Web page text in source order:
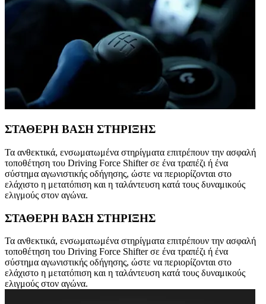
ΣΤΑΘΕΡΗ ΒΑΣΗ ΣΤΗΡΙΞΗΣ
Τα ανθεκτικά, ενσωματωμένα στηρίγματα επιτρέπουν την ασφαλή
τοποθέτηση του Driving Force Shifter σε ένα τραπέζι ή ένα
σύστημα αγωνιστικής οδήγησης, ώστε να περιορίζονται στο
ελάχιστο η μετατόπιση και η ταλάντευση κατά τους δυναμικούς
ελιγμούς στον αγώνα.
ΣΤΑΘΕΡΗ ΒΑΣΗ ΣΤΗΡΙΞΗΣ
Τα ανθεκτικά, ενσωματωμένα στηρίγματα επιτρέπουν την ασφαλή
τοποθέτηση του Driving Force Shifter σε ένα τραπέζι ή ένα
σύστημα αγωνιστικής οδήγησης, ώστε να περιορίζονται στο
ελάχιστο η μετατόπιση και η ταλάντευση κατά τους δυναμικούς
ελιγμούς στον αγώνα.